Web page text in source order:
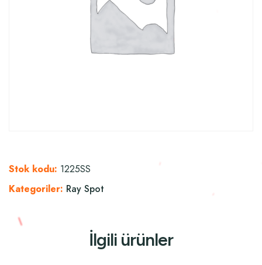
Stok kodu: 1225SS
Kategoriler: Ray Spot
İlgili ürünler